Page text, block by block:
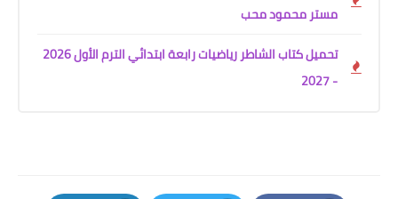
مستر محمود محب
تحميل كتاب الشاطر رياضيات رابعة ابتدائي الترم الأول 2026
- 2027